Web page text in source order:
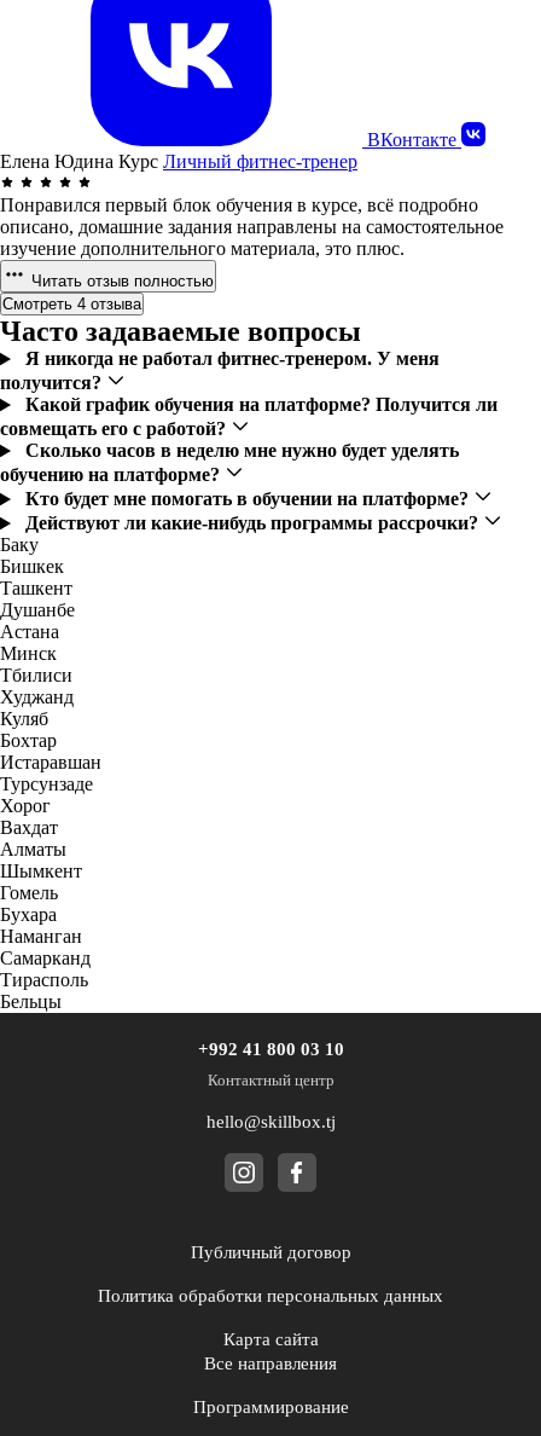
ВКонтакте
Елена Юдина Курс Личный фитнес-тренер
Понравился первый блок обучения в курсе, всё подробно
описано, домашние задания направлены на самостоятельное
изучение дополнительного материала, это плюс.
Читать отзыв полностью
Смотреть 4 отзыва
Часто задаваемые вопросы
Я никогда не работал фитнес-тренером. У меня
получится?
Какой график обучения на платформе? Получится ли
совмещать его с работой?
Сколько часов в неделю мне нужно будет уделять
обучению на платформе?
Кто будет мне помогать в обучении на платформе?
Действуют ли какие-нибудь программы рассрочки?
Баку
Бишкек
Ташкент
Душанбе
Астана
Минск
Тбилиси
Худжанд
Куляб
Бохтар
Истаравшан
Турсунзаде
Хорог
Вахдат
Алматы
Шымкент
Гомель
Бухара
Наманган
Самарканд
Тирасполь
Бельцы
+992 41 800 03 10
Контактный центр
hello@skillbox.tj
Публичный договор
Политика обработки персональных данных
Карта сайта
Все направления
Программирование